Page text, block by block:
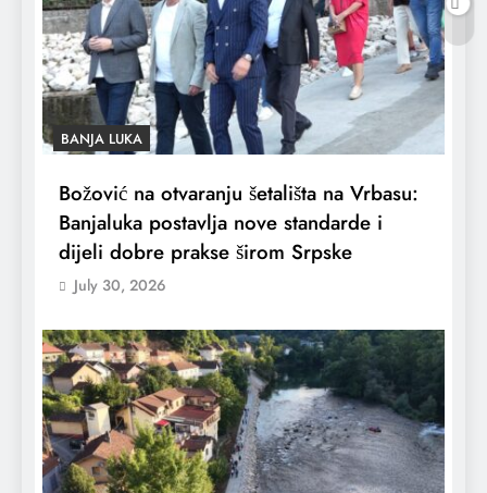
BANJA LUKA
Božović na otvaranju šetališta na Vrbasu:
Banjaluka postavlja nove standarde i
dijeli dobre prakse širom Srpske
July 30, 2026